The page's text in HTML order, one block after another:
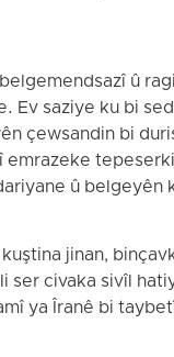
û
Ev saziye ku bi
çewsandin bi
emrazeke
û belgeyên
jinan,
ser civaka sivîl
ya Îranê bi